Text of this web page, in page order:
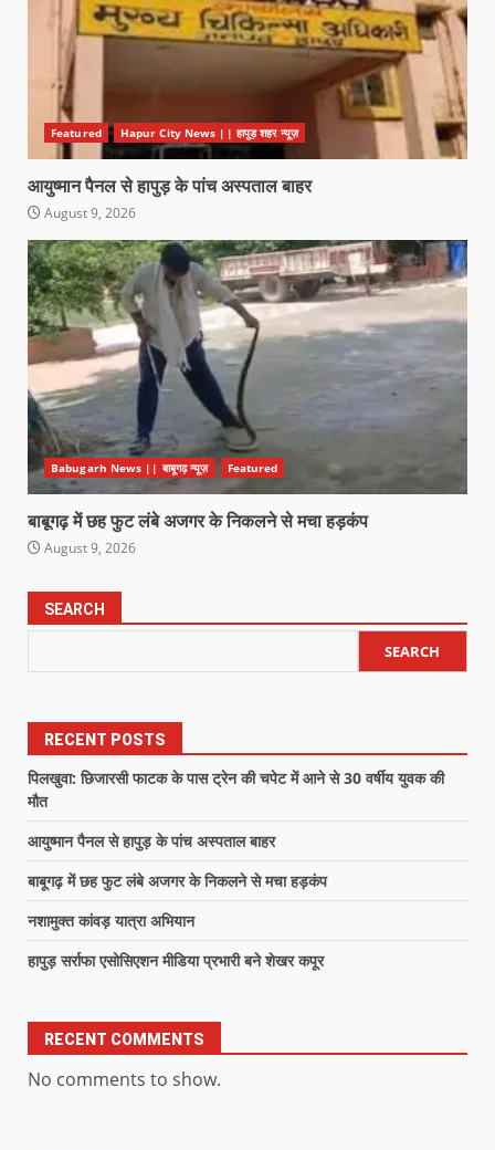
Featured Hapur City News || हापुड़ शहर न्यूज़
आयुष्मान पैनल से हापुड़ के पांच अस्पताल बाहर
August 9, 2026
Babugarh News || बाबूगढ़ न्यूज़ Featured
बाबूगढ़ में छह फुट लंबे अजगर के निकलने से मचा हड़कंप
August 9, 2026
SEARCH
SEARCH
RECENT POSTS
पिलखुवा: छिजारसी फाटक के पास ट्रेन की चपेट में आने से 30 वर्षीय युवक की
मौत
आयुष्मान पैनल से हापुड़ के पांच अस्पताल बाहर
बाबूगढ़ में छह फुट लंबे अजगर के निकलने से मचा हड़कंप
नशामुक्त कांवड़ यात्रा अभियान
हापुड़ सर्राफा एसोसिएशन मीडिया प्रभारी बने शेखर कपूर
RECENT COMMENTS
No comments to show.